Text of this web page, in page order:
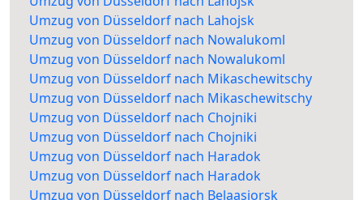
Umzug von Düsseldorf nach Lahojsk
Umzug von Düsseldorf nach Nowalukoml
Umzug von Düsseldorf nach Nowalukoml
Umzug von Düsseldorf nach Mikaschewitschy
Umzug von Düsseldorf nach Mikaschewitschy
Umzug von Düsseldorf nach Chojniki
Umzug von Düsseldorf nach Chojniki
Umzug von Düsseldorf nach Haradok
Umzug von Düsseldorf nach Haradok
Umzug von Düsseldorf nach Belaasjorsk